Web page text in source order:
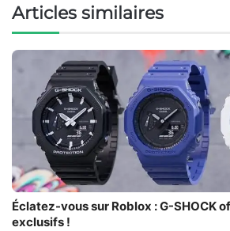
Articles similaires
Éclatez-vous sur Roblox : G-SHOCK
exclusifs !